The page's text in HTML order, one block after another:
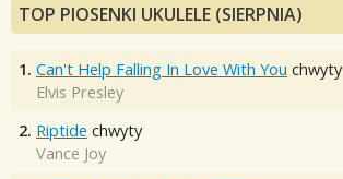
TOP PIOSENKI UKULELE (SIERPNIA)
1. Can't Help Falling In Love With You chwyty
Elvis Presley
2. Riptide chwyty
Vance Joy